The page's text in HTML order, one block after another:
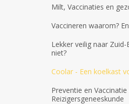
Milt, Vaccinaties en
Vaccineren waarom?
Lekker veilig naar
niet?
Coolar - Een koelkast
Preventie en Vaccinatie
Reizigersgeneeskunde